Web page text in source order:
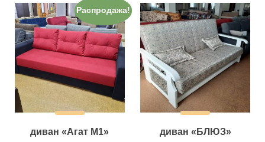
Распродажа!
диван «Агат М1» диван «БЛЮЗ»